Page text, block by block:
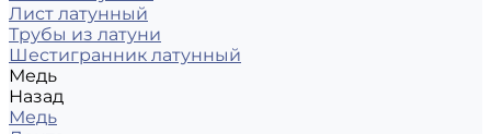
Лист латунный
Трубы из латуни
Шестигранник латунный
Медь
Назад
Медь